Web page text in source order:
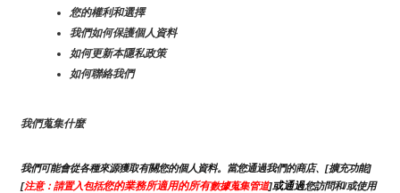
您的權利和選擇
我們如何保護個人資料
如何更新本隱私政策
如何聯絡我們
我們蒐集什麼
我們可能會從各種來源獲取有關您的個人資料。當您通過我們的商店、[擴充功能]
[注意：請置入包括您的業務所適用的所有數據蒐集管道]或通過您訪問和/或使用